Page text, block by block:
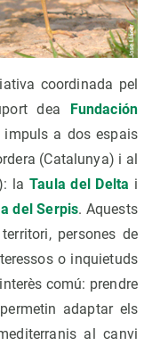
coordinada pel
dea Fundación
a dos espais
(Catalunya) i al
la Taula del Delta i
del Serpis. Aquests
persones de
o inquietuds
comú: prendre
adaptar els
al canvi